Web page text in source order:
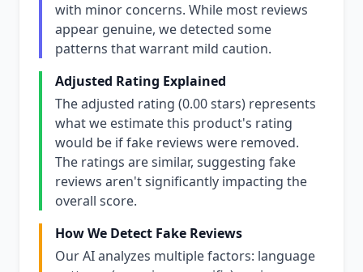
with minor concerns. While most reviews
appear genuine, we detected some
patterns that warrant mild caution.
Adjusted Rating Explained
The adjusted rating (0.00 stars) represents
what we estimate this product's rating
would be if fake reviews were removed.
The ratings are similar, suggesting fake
reviews aren't significantly impacting the
overall score.
How We Detect Fake Reviews
Our AI analyzes multiple factors: language